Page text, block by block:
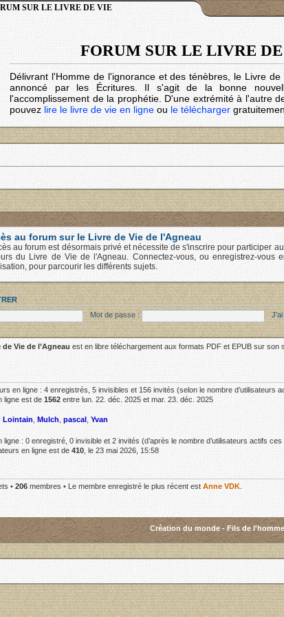
SUR LE LIVRE DE VIE
FORUM SUR LE LIVRE
Délivrant l'Homme de l'ignorance et des ténèbres, le Livre
annoncé par les Écritures. Il s'agit de la bonne
l'accomplissement de la prophétie. D'une extrémité à l'autre
pouvez lire le livre de vie en ligne ou le télécharger
au forum sur le Livre de Vie de l'Agneau
au forum est désormais privé et nécessite de s'inscrire pour participer
du Livre de Vie de l'Agneau. Connectez-vous, ou enregistrez-vous
pour parcourir les différents sujets.
Mot de passe :
de Vie de l’Agneau est en libre téléchargement aux formats PDF et EPUB sur son
en ligne : 4 enregistrés, 5 invisibles et 156 invités (selon le nombre d’utilisateurs
ligne est de 1562 entre lun. 22. déc. 2025 et mar. 23. déc. 2025
Lointain Mulch pascal Yvan
ligne : 0 enregistré, 0 invisible et 2 invités (d’après le nombre d’utilisateurs actifs
en ligne est de 410 , le 23 mai 2026, 15:58
• 206 membres • Le membre enregistré le plus récent est Anne VDK
Création du monde - Fils de l'homme